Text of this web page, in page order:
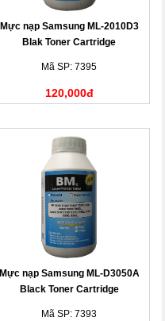
Mực nạp Samsung ML-2010D3
Blak Toner Cartridge
Mã SP: 7395
120,000đ
Mực nạp Samsung ML-D3050A
Black Toner Cartridge
Mã SP: 7393